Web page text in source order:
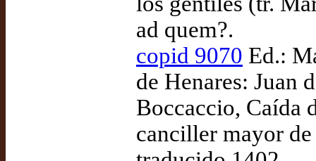
ad quem?.
copid 9070 Ed.:
de Henares: Juan
Boccaccio, Caída
canciller mayor